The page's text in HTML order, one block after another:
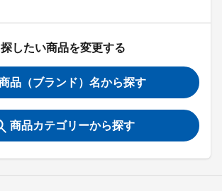
探したい商品を変更する
品（ブランド）名から探す
商品カテゴリーから探す